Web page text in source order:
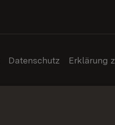
Datenschutz Erklärung